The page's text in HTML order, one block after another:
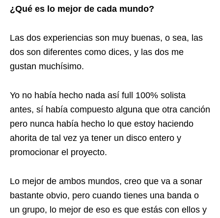
¿Qué es lo mejor de cada mundo?
Las dos experiencias son muy buenas, o sea, las
dos son diferentes como dices, y las dos me
gustan muchísimo.
Yo no había hecho nada así full 100% solista
antes, sí había compuesto alguna que otra canción
pero nunca había hecho lo que estoy haciendo
ahorita de tal vez ya tener un disco entero y
promocionar el proyecto.
Lo mejor de ambos mundos, creo que va a sonar
bastante obvio, pero cuando tienes una banda o
un grupo, lo mejor de eso es que estás con ellos y